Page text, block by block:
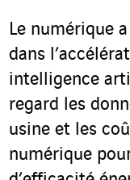
Le numérique
dans
intelligence
regard les
usine et les
numérique